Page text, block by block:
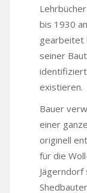
bis 1930
gearbeitet
seiner
existieren.
Bauer
einer
originell
für die
Jägerndorf